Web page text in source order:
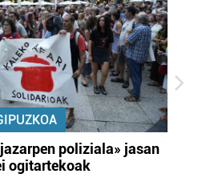
poliziala» jasan
ogitartekoak